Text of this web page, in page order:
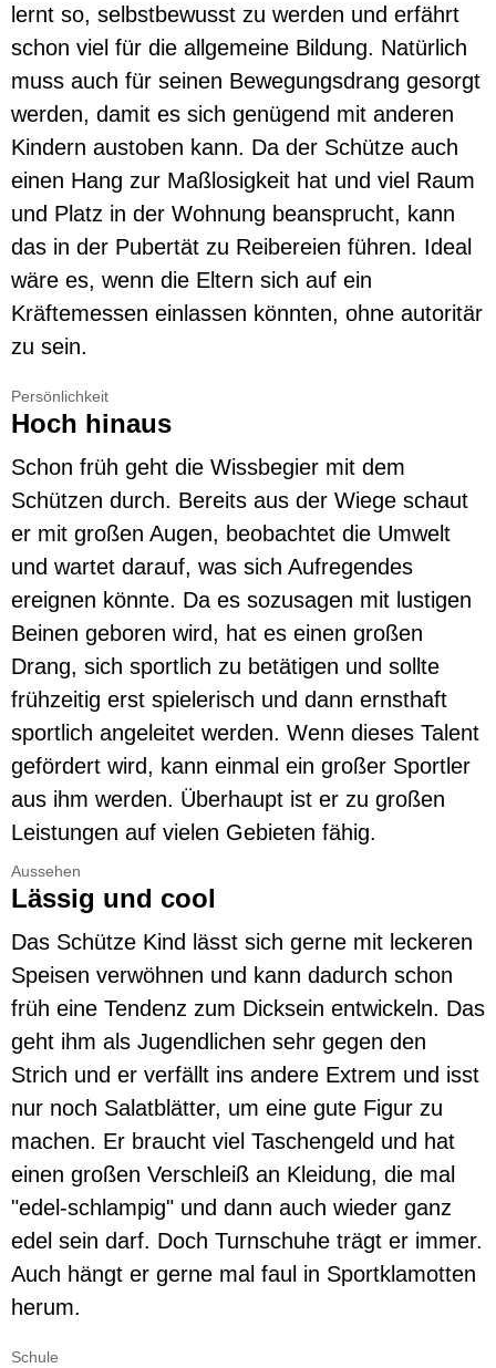
lernt so, selbstbewusst zu werden und erfährt
schon viel für die allgemeine Bildung. Natürlich
muss auch für seinen Bewegungsdrang gesorgt
werden, damit es sich genügend mit anderen
Kindern austoben kann. Da der Schütze auch
einen Hang zur Maßlosigkeit hat und viel Raum
und Platz in der Wohnung beansprucht, kann
das in der Pubertät zu Reibereien führen. Ideal
wäre es, wenn die Eltern sich auf ein
Kräftemessen einlassen könnten, ohne autoritär
zu sein.
Persönlichkeit
Hoch hinaus
Schon früh geht die Wissbegier mit dem
Schützen durch. Bereits aus der Wiege schaut
er mit großen Augen, beobachtet die Umwelt
und wartet darauf, was sich Aufregendes
ereignen könnte. Da es sozusagen mit lustigen
Beinen geboren wird, hat es einen großen
Drang, sich sportlich zu betätigen und sollte
frühzeitig erst spielerisch und dann ernsthaft
sportlich angeleitet werden. Wenn dieses Talent
gefördert wird, kann einmal ein großer Sportler
aus ihm werden. Überhaupt ist er zu großen
Leistungen auf vielen Gebieten fähig.
Aussehen
Lässig und cool
Das Schütze Kind lässt sich gerne mit leckeren
Speisen verwöhnen und kann dadurch schon
früh eine Tendenz zum Dicksein entwickeln. Das
geht ihm als Jugendlichen sehr gegen den
Strich und er verfällt ins andere Extrem und isst
nur noch Salatblätter, um eine gute Figur zu
machen. Er braucht viel Taschengeld und hat
einen großen Verschleiß an Kleidung, die mal
"edel-schlampig" und dann auch wieder ganz
edel sein darf. Doch Turnschuhe trägt er immer.
Auch hängt er gerne mal faul in Sportklamotten
herum.
Schule